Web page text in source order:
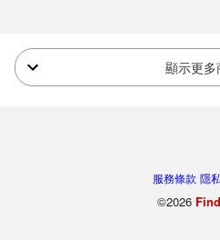
顯示更多
服務條款 隱
©2026